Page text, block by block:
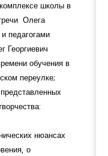
школы в
Олега
педагогами
Георгиевич
обучения в
переулке;
нюансах
о